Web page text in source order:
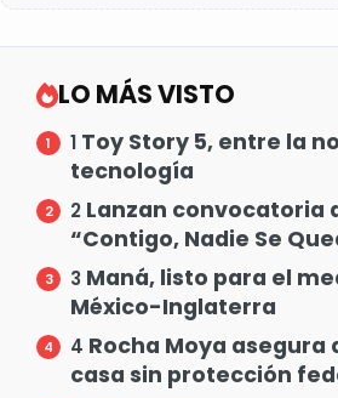
LO MÁS VISTO
1 Toy Story 5, entre la
tecnología
2 Lanzan convocatoria
“Contigo, Nadie Se
3 Maná, listo para el
México-Inglaterra
4 Rocha Moya asegura
casa sin protección